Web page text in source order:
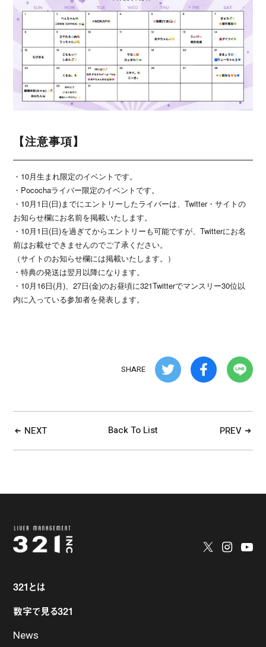
【注意事項】
・10月生まれ限定のイベントです。
・Pocochaライバー限定のイベントです。
・10月1日(日)までにエントリーしたライバーは、Twitter・サイトの
お知らせ欄にお名前を掲載いたします。
・10月1日(日)を過ぎてからエントリーも可能ですが、Twitterにお名
前はお載せできませんのでご了承ください。
（サイトのお知らせ欄には掲載いたします。）
・特典の発送は翌月以降になります。
・10月16日(月)、27日(金)のお昼頃に321Twitterでマンスリー30位以
内に入っている参加者を発表します。
SHARE
NEXT Back To List PREV
321とは
数字で見る321
News